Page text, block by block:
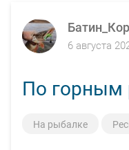
6 августа
По горным
На рыбалке